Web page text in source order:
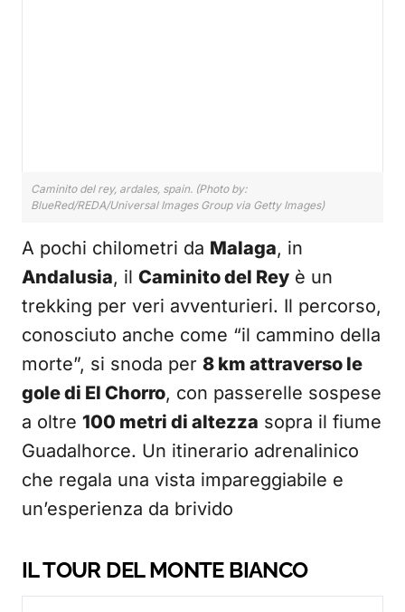
Caminito del rey, ardales, spain. (Photo by:
BlueRed/REDA/Universal Images Group via Getty Images)
A pochi chilometri da Malaga, in
Andalusia, il Caminito del Rey è un
trekking per veri avventurieri. Il percorso,
conosciuto anche come “il cammino della
morte”, si snoda per 8 km attraverso le
gole di El Chorro, con passerelle sospese
a oltre 100 metri di altezza sopra il fiume
Guadalhorce. Un itinerario adrenalinico
che regala una vista impareggiabile e
un’esperienza da brivido
IL TOUR DEL MONTE BIANCO